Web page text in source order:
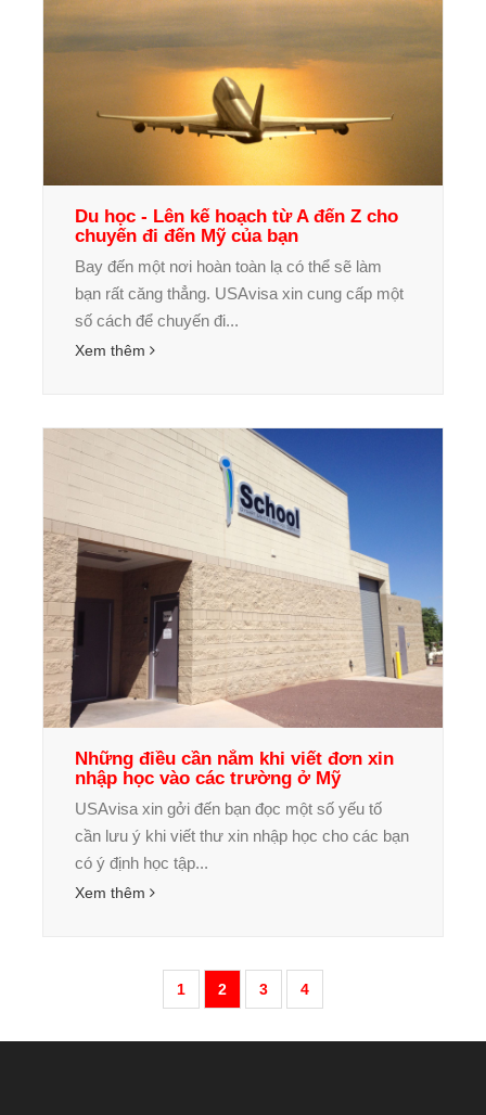
Du học - Lên kế hoạch từ A đến Z cho
chuyến đi đến Mỹ của bạn
Bay đến một nơi hoàn toàn lạ có thể sẽ làm
bạn rất căng thẳng. USAvisa xin cung cấp một
số cách để chuyến đi...
Xem thêm
Những điều cần nắm khi viết đơn xin
nhập học vào các trường ở Mỹ
USAvisa xin gởi đến bạn đọc một số yếu tố
cần lưu ý khi viết thư xin nhập học cho các bạn
có ý định học tập...
Xem thêm
1 2 3 4